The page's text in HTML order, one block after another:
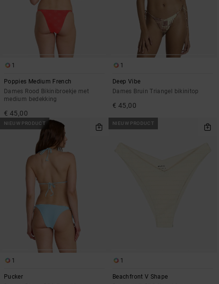
1
Poppies Medium French
Dames Rood Bikinibroekje met
medium bedekking
€ 45,00
1
Deep Vibe
Dames Bruin Triangel bikinitop
€ 45,00
NIEUW PRODUCT
1
Pucker
NIEUW PRODUCT
1
Beachfront V Shape